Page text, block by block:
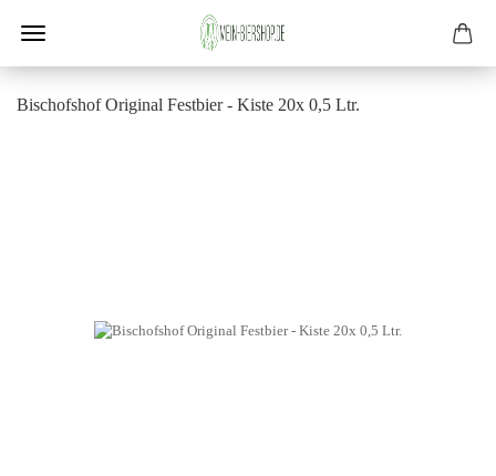
Bi­schofs­hof Ori­gi­nal Fest­bier - Kiste 20x 0,5 Ltr.